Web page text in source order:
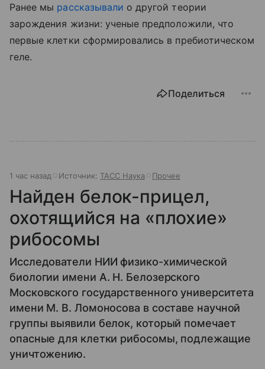
Ранее мы рассказывали о другой теории
зарождения жизни: ученые предположили, что
первые клетки сформировались в пребиотическом
геле.
Поделиться
1 час назад Источник: ТАСС Наука Прочее
Найден белок-прицел,
охотящийся на «плохие»
рибосомы
Исследователи НИИ физико-химической
биологии имени А. Н. Белозерского
Московского государственного университета
имени М. В. Ломоносова в составе научной
группы выявили белок, который помечает
опасные для клетки рибосомы, подлежащие
уничтожению.